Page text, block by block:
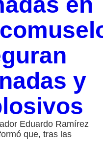
y
Eduardo Ramírez
que, tras las